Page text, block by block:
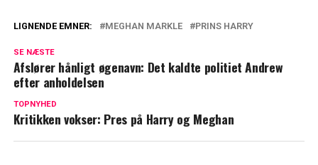
at ny dokumentar ødelægger alt
Nyt klip florerer: Det siger Meghan om
LIGNENDE EMNER: MEGHAN MARKLE PRINS HARRY
SE NÆSTE
Afslører hånligt øgenavn: Det kaldte politiet Andrew
efter anholdelsen
TOPNYHED
Kritikken vokser: Pres på Harry og Meghan